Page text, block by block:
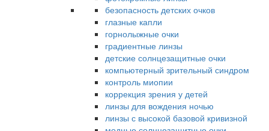
безопасность детских очков
глазные капли
горнолыжные очки
градиентные линзы
детские солнцезащитные очки
компьютерный зрительный синдром
контроль миопии
коррекция зрения у детей
линзы для вождения ночью
линзы с высокой базовой кривизной